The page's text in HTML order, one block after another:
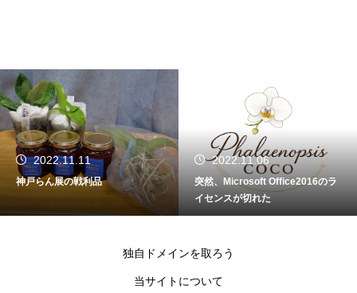
2022.11.11
神戸らん展の戦利品
2022.11.06
突然、Microsoft Office2016のラ
イセンスが切れた
独自ドメインを取ろう
当サイトについて